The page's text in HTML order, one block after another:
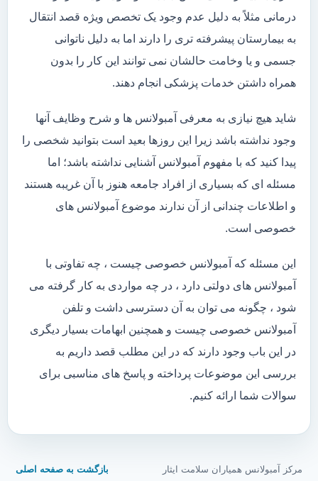
درمانی مثلاً به دلیل عدم وجود یک تخصص ویژه قصد انتقال
به بیمارستان پیشرفته تری را دارند اما به دلیل ناتوانی
جسمی و یا وخامت حالشان نمی توانند این کار را بدون
همراه داشتن خدمات پزشکی انجام دهند.
شاید هیچ نیازی به معرفی آمبولانس ها و شرح وظایف آنها
وجود نداشته باشد زیرا این روزها بعید است بتوانید شخصی را
پیدا کنید که با مفهوم آمبولانس آشنایی نداشته باشد؛ اما
مسئله ای که بسیاری از افراد جامعه هنوز با آن غریبه هستند
و اطلاعات چندانی از آن ندارند موضوع آمبولانس های
خصوصی است.
این مسئله که آمبولانس خصوصی چیست ، چه تفاوتی با
آمبولانس های دولتی دارد ، در چه مواردی به کار گرفته می
شود ، چگونه می توان به آن دسترسی داشت و تلفن
آمبولانس خصوصی چیست و همچنین ابهامات بسیار دیگری
در این باب وجود دارند که در این مطلب قصد داریم به
بررسی این موضوعات پرداخته و پاسخ های مناسبی برای
سوالات شما ارائه کنیم.
مرکز آمبولانس همیاران سلامت ایثار بازگشت به صفحه اصلی